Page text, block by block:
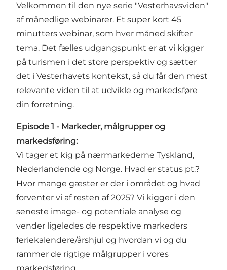
Velkommen til den nye serie "Vesterhavsviden"
af månedlige webinarer. Et super kort 45
minutters webinar, som hver måned skifter
tema. Det fælles udgangspunkt er at vi kigger
på turismen i det store perspektiv og sætter
det i Vesterhavets kontekst, så du får den mest
relevante viden til at udvikle og markedsføre
din forretning.
Episode 1 - Markeder, målgrupper og
markedsføring:
Vi tager et kig på nærmarkederne Tyskland,
Nederlandende og Norge. Hvad er status pt.?
Hvor mange gæster er der i området og hvad
forventer vi af resten af 2025? Vi kigger i den
seneste image- og potentiale analyse og
vender ligeledes de respektive markeders
feriekalendere/årshjul og hvordan vi og du
rammer de rigtige målgrupper i vores